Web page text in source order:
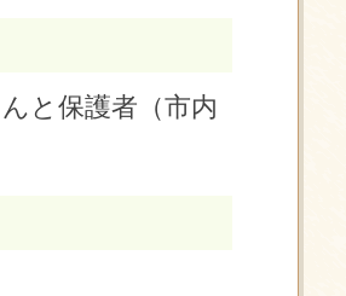
と保護者（市内